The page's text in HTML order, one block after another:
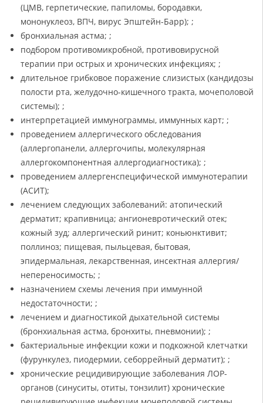
(ЦМВ, герпетические, папиломы, бородавки,
мононуклеоз, ВПЧ, вирус Эпштейн-Барр); ;
бронхиальная астма; ;
подбором противомикробной, противовирусной
терапии при острых и хронических инфекциях; ;
длительное грибковое поражение слизистых (кандидозы
полости рта, желудочно-кишечного тракта, мочеполовой
системы); ;
интерпретацией иммунограммы, иммунных карт; ;
проведением аллергического обследования
(аллергопанели, аллергочипы, молекулярная
аллергокомпонентная аллергодиагностика); ;
проведением аллергенспецифической иммунотерапии
(АСИТ);
лечением следующих заболеваний: атопический
дерматит; крапивница; ангионевротический отек;
кожный зуд; аллергический ринит; коньюнктивит;
поллиноз; пищевая, пыльцевая, бытовая,
эпидермальная, лекарственная, инсектная аллергия/
непереносимость; ;
назначением схемы лечения при иммунной
недостаточности; ;
лечением и диагностикой дыхательной системы
(бронхиальная астма, бронхиты, пневмонии); ;
бактериальные инфекции кожи и подкожной клетчатки
(фурункулез, пиодермии, себоррейный дерматит); ;
хронические рецидивирующие заболевания ЛОР-
органов (синуситы, отиты, тонзилит) хронические